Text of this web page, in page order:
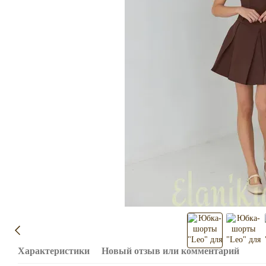
Характеристики Новый отзыв или комментарий